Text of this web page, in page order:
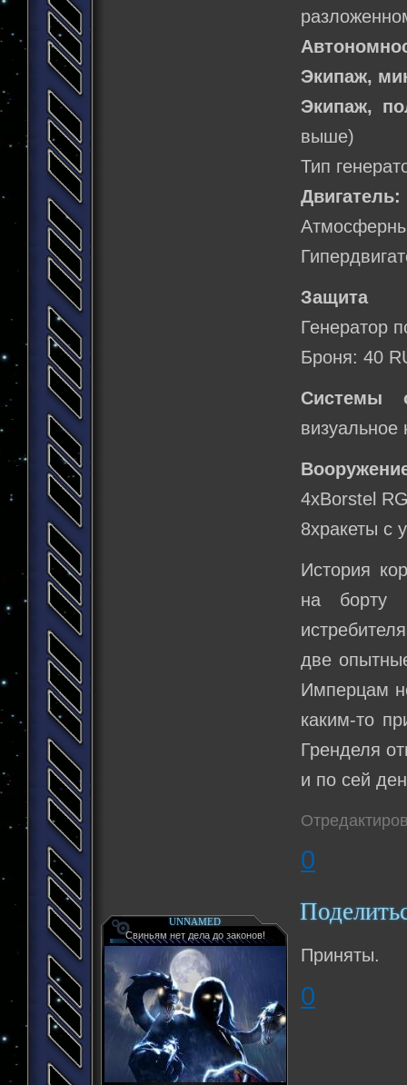
Экипаж,
Экипаж,
выше)
Тип
Двигатель:
Защита
Генератор
Броня: 40
Системы
4хBorstel
8хракеты с
История
на борту
две
Имперцам
каким-то
Гренделя
и по сей
0
UNNAMED
Свиньям нет дела до законов!
Приняты.
0